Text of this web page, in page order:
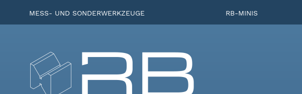
MESS- UND SONDERWERKZEUGE RB-MINIS